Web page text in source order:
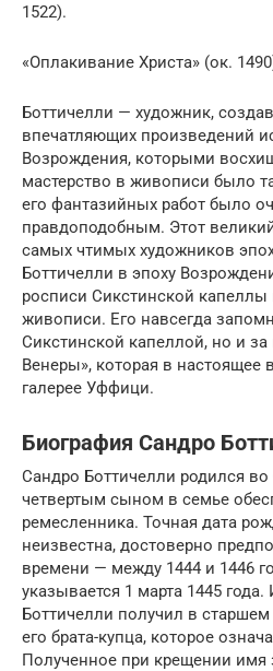
1522).
«Оплакивание Христа» (ок.
Боттичелли — художник,
впечатляющих произведений
Возрождения, которыми
мастерство в живописи было
его фантазийных работ было
правдоподобным. Этот
самых чтимых художников
Боттичелли в эпоху
росписи Сикстинской
живописи. Его навсегда
Сикстинской капеллой, но и за
Венеры», которая в настоящее
галерее Уффици.
Биография Сандро
Сандро Боттичелли родился
четвертым сыном в семье
ремесленника. Точная дата
неизвестна, достоверно
времени — между 1444 и 1446
указывается 1 марта‎ ‎1445
Боттичелли получил в
его брата-купца, которое
Полученное при крещении имя